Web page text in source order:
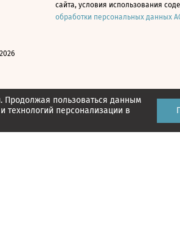
Продолжая пользоваться данным
технологий персонализации в
сайта, условия использования
обработки персональных данных